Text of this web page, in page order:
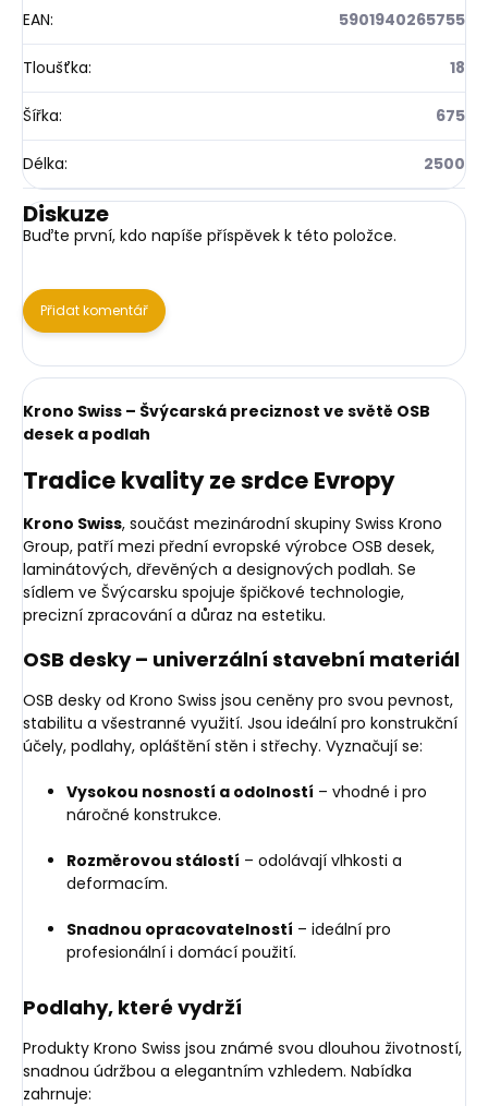
EAN: 5901940265755
Tloušťka: 18
Šířka: 675
Délka: 2500
Diskuze
Buďte první, kdo napíše příspěvek k této položce.
Přidat komentář
Krono Swiss – Švýcarská preciznost ve světě OSB
desek a podlah
Tradice kvality ze srdce Evropy
Krono Swiss, součást mezinárodní skupiny Swiss Krono
Group, patří mezi přední evropské výrobce OSB desek,
laminátových, dřevěných a designových podlah. Se
sídlem ve Švýcarsku spojuje špičkové technologie,
precizní zpracování a důraz na estetiku.
OSB desky – univerzální stavební materiál
OSB desky od Krono Swiss jsou ceněny pro svou pevnost,
stabilitu a všestranné využití. Jsou ideální pro konstrukční
účely, podlahy, opláštění stěn i střechy. Vyznačují se:
Vysokou nosností a odolností – vhodné i pro
náročné konstrukce.
Rozměrovou stálostí – odolávají vlhkosti a
deformacím.
Snadnou opracovatelností – ideální pro
profesionální i domácí použití.
Podlahy, které vydrží
Produkty Krono Swiss jsou známé svou dlouhou životností,
snadnou údržbou a elegantním vzhledem. Nabídka
zahrnuje: